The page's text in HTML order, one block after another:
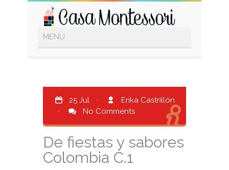
25 Jul ·
Erika Castrillón
·
No Comments
De fiestas y sabores
Colombia C.1